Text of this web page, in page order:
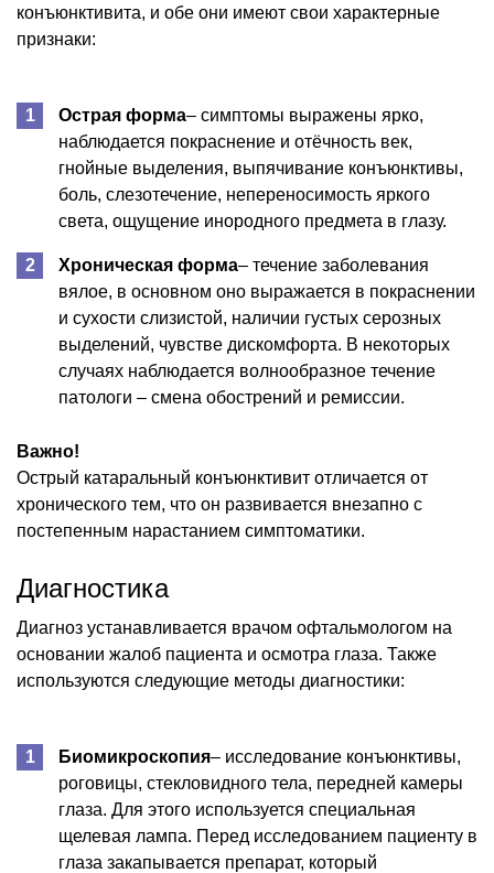
конъюнктивита, и обе они имеют свои характерные
признаки:
Острая форма– симптомы выражены ярко,
наблюдается покраснение и отёчность век,
гнойные выделения, выпячивание конъюнктивы,
боль, слезотечение, непереносимость яркого
света, ощущение инородного предмета в глазу.
Хроническая форма– течение заболевания
вялое, в основном оно выражается в покраснении
и сухости слизистой, наличии густых серозных
выделений, чувстве дискомфорта. В некоторых
случаях наблюдается волнообразное течение
патологи – смена обострений и ремиссии.
Важно!
Острый катаральный конъюнктивит отличается от
хронического тем, что он развивается внезапно с
постепенным нарастанием симптоматики.
Диагностика
Диагноз устанавливается врачом офтальмологом на
основании жалоб пациента и осмотра глаза. Также
используются следующие методы диагностики:
Биомикроскопия– исследование конъюнктивы,
роговицы, стекловидного тела, передней камеры
глаза. Для этого используется специальная
щелевая лампа. Перед исследованием пациенту в
глаза закапывается препарат, который